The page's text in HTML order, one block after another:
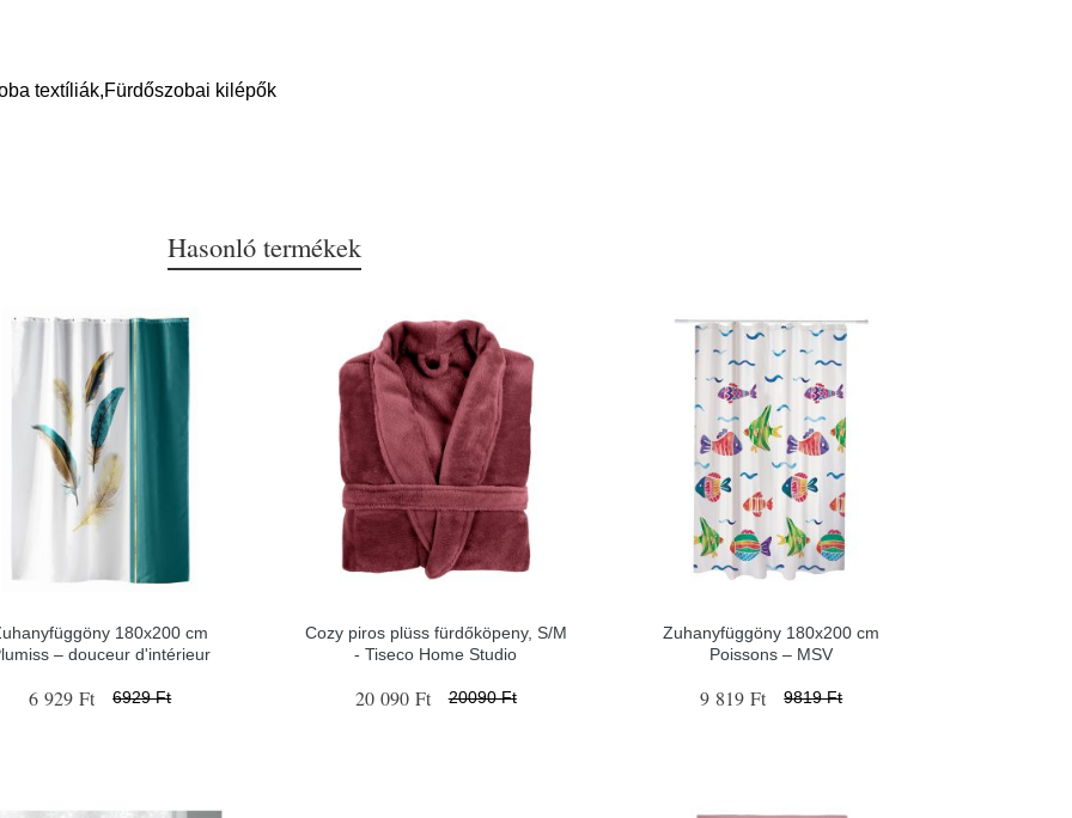
textíliák,Fürdőszobai kilépők
Hasonló termékek
180x200 cm
– douceur d'intérieur
6 929 Ft 6929 Ft
Cozy piros plüss fürdőköpeny, S/M
- Tiseco Home Studio
20 090 Ft 20090 Ft
Zuhanyfüggöny 180x200 cm
Poissons – MSV
9 819 Ft 9819 Ft